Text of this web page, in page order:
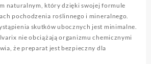
naturalnym, który dzięki swojej formule
pochodzenia roślinnego i mineralnego.
skutków ubocznych jest minimalne.
nie obciążają organizmu chemicznymi
że preparat jest bezpieczny dla